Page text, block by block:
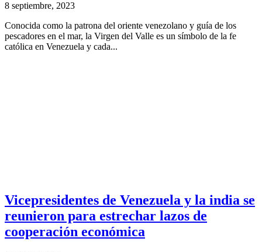
8 septiembre, 2023
Conocida como la patrona del oriente venezolano y guía de los
pescadores en el mar, la Virgen del Valle es un símbolo de la fe
católica en Venezuela y cada...
Vicepresidentes de Venezuela y la india se
reunieron para estrechar lazos de
cooperación económica